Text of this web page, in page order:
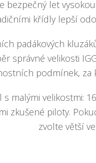
bezpečný let
křídly lepší
padákových
správné velikosti
podmínek, za
malými velikostmi:
zkušené piloty.
zvolte větší